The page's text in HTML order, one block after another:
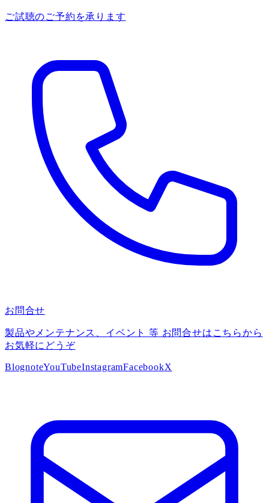
ご試聴のご予約を承ります
お問合せ
製品やメンテナンス、イベント 等 お問合せはこちらから
お気軽にどうぞ
BlognoteYouTubeInstagramFacebookX